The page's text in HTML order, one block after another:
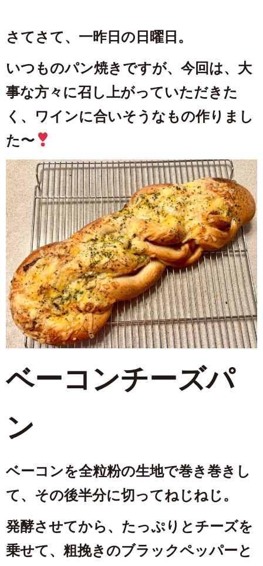
さてさて、一昨日の日曜日。
いつものパン焼きですが、今回は、大
事な方々に召し上がっていただきた
く、ワインに合いそうなもの作りまし
た〜
ベーコンチーズパ
ン
ベーコンを全粒粉の生地で巻き巻きし
て、その後半分に切ってねじねじ。
発酵させてから、たっぷりとチーズを
乗せて、粗挽きのブラックペッパーと